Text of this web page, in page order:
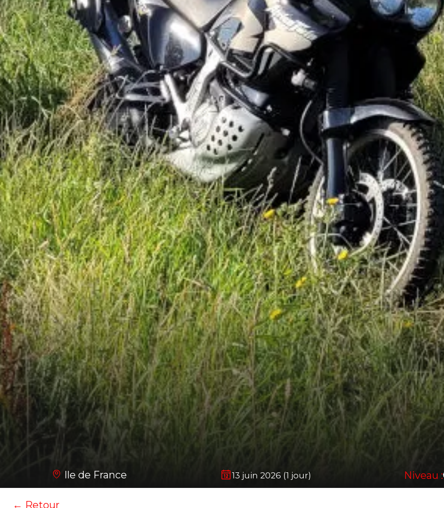
Ile de France 13 juin 2026 (1 jour) Niveau :
← Retour